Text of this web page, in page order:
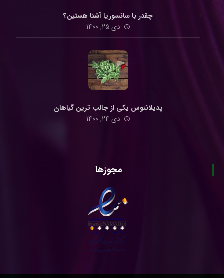
چقدر با سانسوریا آشنا هستین؟
دی ۲۵, ۱۴۰۰
پدیلانتوس یکی از جالب ترین گیاهان
دی ۲۴, ۱۴۰۰
مجوزها